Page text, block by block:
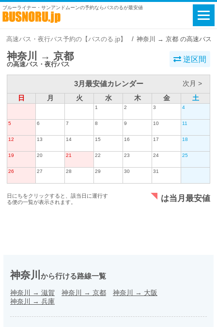
ブルーライナー・サンアンドムーンの予約ならバスのるが最安値
高速バス・夜行バス予約の【バスのる.jp】 神奈川 → 京都 の高速バス
神奈川 → 京都
の高速バス・夜行バス
逆区間
3月最安値カレンダー
次月 >
日
月 火 水 木 金 土
1 2 3 4
5 6 7 8 9 10 11
12 13 14 15 16 17 18
19 20 21 22 23 24 25
26 27 28 29 30 31
日にちをクリックすると、該当日に運行す
る便の一覧が表示されます。
は当月最安値
神奈川 から行ける路線一覧
神奈川 → 滋賀 神奈川 → 京都 神奈川 → 大阪
神奈川 → 兵庫